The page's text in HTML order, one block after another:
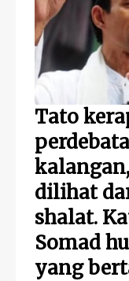
Tato
dilihat
shalat.
Somad
yang